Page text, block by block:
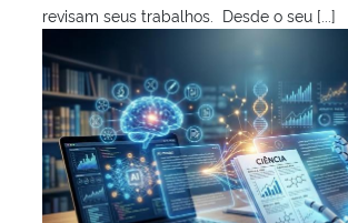
revisam seus trabalhos. Desde o seu [...]